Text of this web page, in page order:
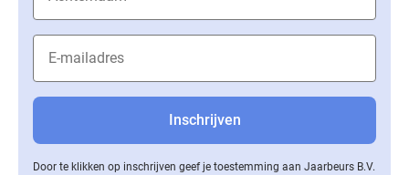
Door te klikken op inschrijven geef je toestemming aan Jaarbeurs B.V.